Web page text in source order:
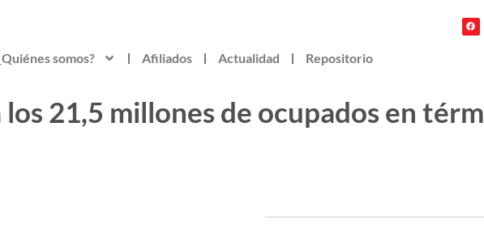
somos? Afiliados Actualidad Repositorio
los 21,5 millones de ocupados en